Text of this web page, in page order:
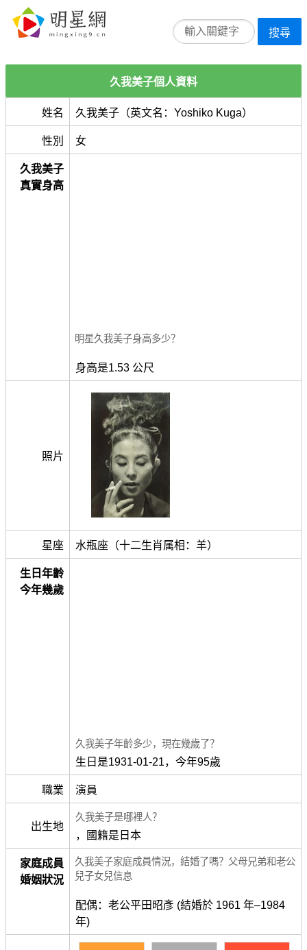
搜尋
久我美子個人資料
姓名 久我美子（英文名：Yoshiko Kuga）
性別 女
久我美子
真實身高
明星久我美子身高多少？
身高是1.53 公尺
照片
星座 水瓶座（十二生肖属相：羊）
生日年齡
今年幾歲
久我美子年齡多少，現在幾歲了？
生日是1931-01-21，今年95歲
職業 演員
出生地
久我美子是哪裡人？
，國籍是日本
家庭成員
婚姻狀況
久我美子家庭成員情況，結婚了嗎？父母兄弟和老公
兒子女兒信息
配偶：老公平田昭彥 (結婚於 1961 年–1984
年)